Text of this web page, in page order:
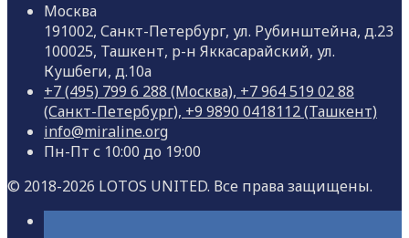
Москва
191002, Санкт-Петербург, ул. Рубинштейна, д.23
100025, Ташкент, р-н Яккасарайский, ул.
Кушбеги, д.10а
+7 (495) 799 6 288 (Москва), +7 964 519 02 88
(Санкт-Петербург), +9 9890 0418112 (Ташкент)
info@miraline.org
Пн-Пт с 10:00 до 19:00
© 2018-2026 LOTOS UNITED. Все права защищены.